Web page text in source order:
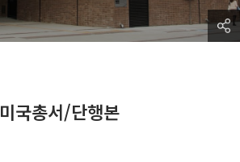
미국총서/단행본